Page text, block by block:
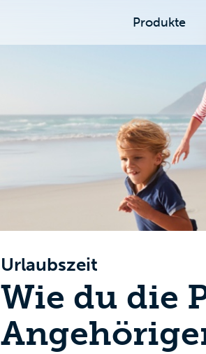
Produkte
Urlaubszeit
Wie du die